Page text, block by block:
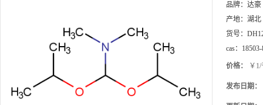
品牌： 达豪
产地： 湖北
货号：
cas：
价格： ￥
发布日期：